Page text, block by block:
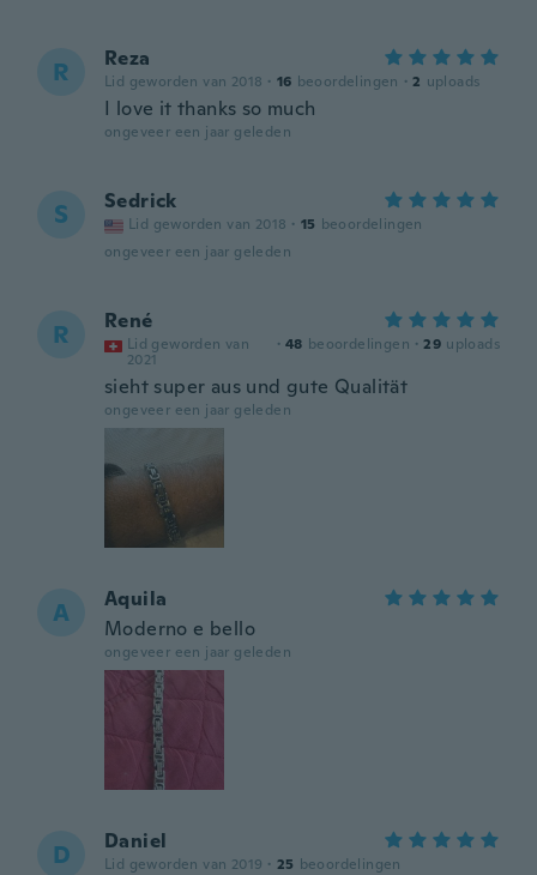
R Reza
Lid geworden van 2018 · 16 beoordelingen · 2 uploads
I love it thanks so much
ongeveer een jaar geleden
S Sedrick
Lid geworden van 2018 · 15 beoordelingen
ongeveer een jaar geleden
R René
Lid geworden van
2021
· 48 beoordelingen · 29 uploads
sieht super aus und gute Qualität
ongeveer een jaar geleden
A
Aquila
Moderno e bello
ongeveer een jaar geleden
D Daniel
Lid geworden van 2019 · 25 beoordelingen